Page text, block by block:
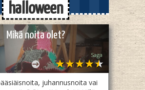
halloween
Mikä noita olet?
Saga
juhannusnoita vai